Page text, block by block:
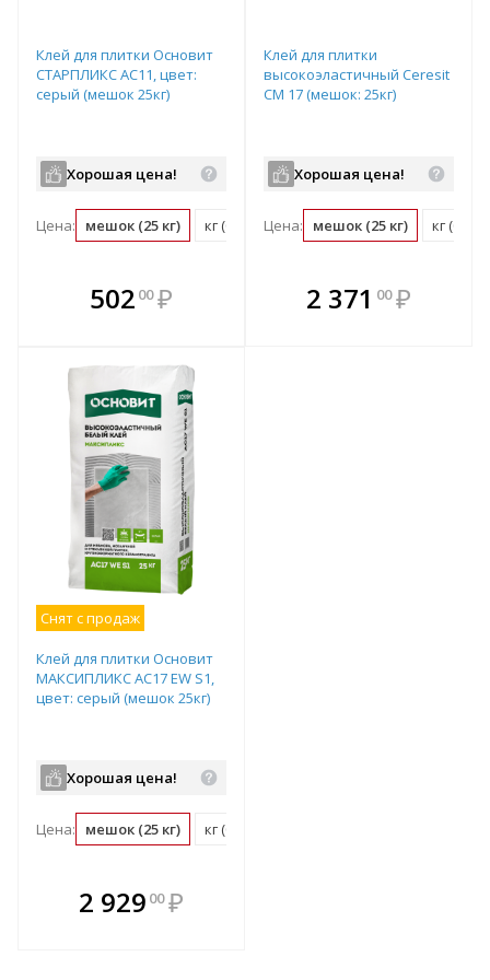
Клей для плитки Основит
СТАРПЛИКС АС11, цвет:
серый (мешок 25кг)
Хорошая цена!
Цена: мешок (25 кг) кг (0.04 мешок)
502 00 ₽
В комплекте
всегда выгоднее!
Клей для плитки
высокоэластичный Ceresit
СМ 17 (мешок: 25кг)
Хорошая цена!
Цена: мешок (25 кг) кг (0.04
В комплекте
всегда выгоднее!
2 371 00 ₽
Снят с продаж
Клей для плитки Основит
МАКСИПЛИКС АС17 EW S1,
цвет: серый (мешок 25кг)
Хорошая цена!
Цена: мешок (25 кг) кг (0.04 мешок)
2 929 00 ₽